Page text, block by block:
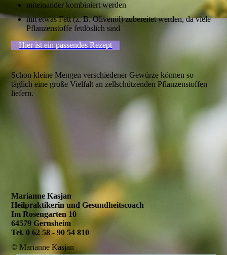
miteinander kombiniert werden
mit etwas Fett (z. B. Olivenöl) zubereitet werden, da viele
Pflanzenstoffe fettlöslich sind
Hier ist ein passendes Rezept
Schon kleine Mengen verschiedener Gewürze können so
täglich eine große Vielfalt an zellschützenden Pflanzenstoffen
liefern.
Marianne Kasjan
Heilpraktikerin und Gesundheitscoach
Im Rosengarten 10
64579 Gernsheim
Tel. 0 62 58 - 90 54 810
© Marianne Kasjan